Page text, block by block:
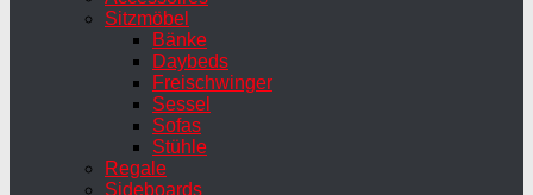
Sitzmöbel
Bänke
Daybeds
Freischwinger
Sessel
Sofas
Stühle
Regale
Sideboards